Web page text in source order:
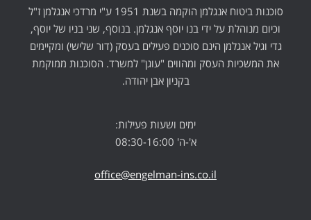
סוכנות ביטוח אנגלמן הוקמה בשנת 1951 ע"י מרדכי אנגלמן ז"ל
וכיום מנוהלת על ידי בנו יוסף אנגלמן. בנוסף, שני בניו של יוסף,
גדי וגיל אנגלמן הינם סוכנים פעילים בעסק (דור שלישי) ומקיימים
את המשכיות העסק ומהווים "עוגן" למשרד. הסוכנות ממוקמת
בקניון אבן יהודה.
ימים ושעות פעילות:
א'-ה' 08:30-16:00
office@engelman-ins.co.il